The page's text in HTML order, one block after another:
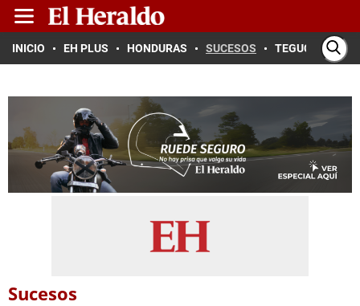
INICIO EH PLUS HONDURAS SUCESOS TEGUCIGALPA
Sucesos